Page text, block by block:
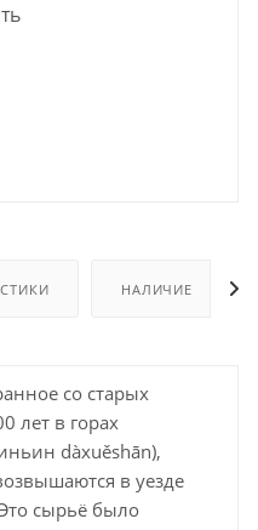
НАЛИЧИЕ
со старых
лет в горах
dàxuěshān),
в уезде
сырьё было